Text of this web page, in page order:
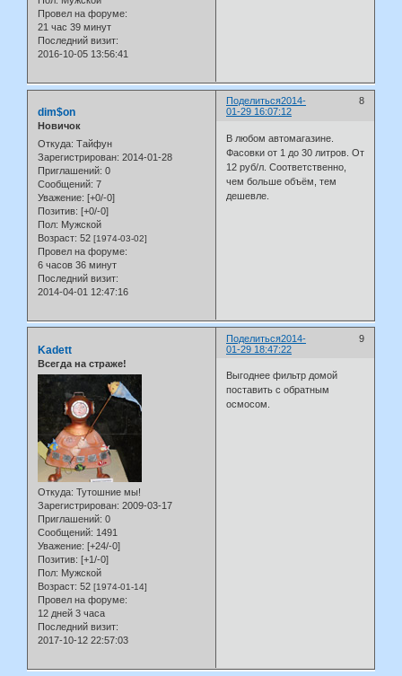
Провел на форуме:
21 час 39 минут
Последний визит:
2016-10-05 13:56:41
Поделиться 8
2014-
01-29 16:07:12
dim$on
Новичок
Откуда: Тайфун
Зарегистрирован: 2014-01-28
Приглашений: 0
Сообщений: 7
Уважение: [+0/-0]
Позитив: [+0/-0]
Пол: Мужской
Возраст: 52 [1974-03-02]
Провел на форуме:
6 часов 36 минут
Последний визит:
2014-04-01 12:47:16
В любом автомагазине.
Фасовки от 1 до 30 литров. От
12 руб/л. Соответственно,
чем больше объём, тем
дешевле.
Поделиться 9
2014-
01-29 18:47:22
Kadett
Всегда на страже!
Откуда: Тутошние мы!
Зарегистрирован: 2009-03-17
Приглашений: 0
Сообщений: 1491
Уважение: [+24/-0]
Позитив: [+1/-0]
Пол: Мужской
Возраст: 52 [1974-01-14]
Провел на форуме:
12 дней 3 часа
Последний визит:
2017-10-12 22:57:03
Выгоднее фильтр домой
поставить с обратным
осмосом.